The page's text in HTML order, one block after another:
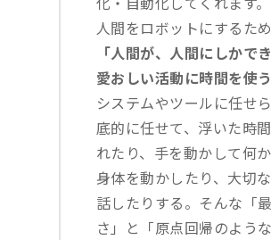
人間をロボットにするため
「人間が、人間にしかで
愛おしい活動に時間を使う
システムやツールに任せ
底的に任せて、浮いた時
れたり、手を動かして何か
身体を動かしたり、大切
話したりする。そんな「
さ」と「原点回帰のよう